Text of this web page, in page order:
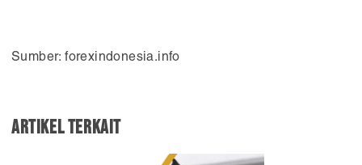
Sumber: forexindonesia.info
Artikel Terkait